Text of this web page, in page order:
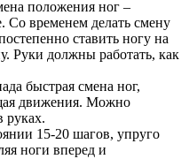
положения ног –
Со временем делать смену
ставить ногу на
Руки должны работать, как
быстрая смена ног,
движения. Можно
руках.
15-20 шагов, упруго
ноги вперед и